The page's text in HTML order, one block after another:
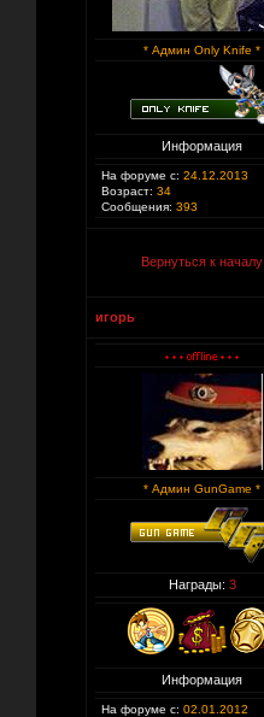
* Админ Only Knife *
Информация
На форуме с: 24.12.2013
Возраст: 34
Сообщения: 393
Вернуться к началу
игорь
* Админ GunGame *
Награды: 3
Информация
На форуме с: 02.01.2012